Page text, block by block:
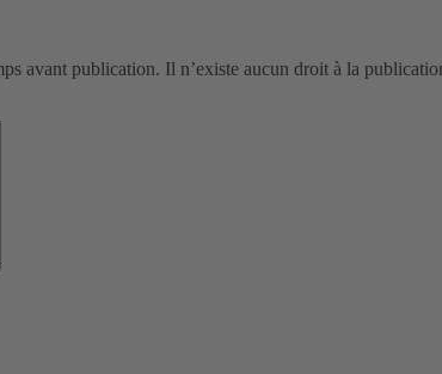
avant publication. Il n’existe aucun droit à la